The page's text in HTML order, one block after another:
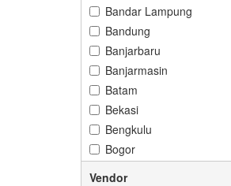
Bandar Lampung
Bandung
Banjarbaru
Banjarmasin
Batam
Bekasi
Bengkulu
Bogor
Vendor